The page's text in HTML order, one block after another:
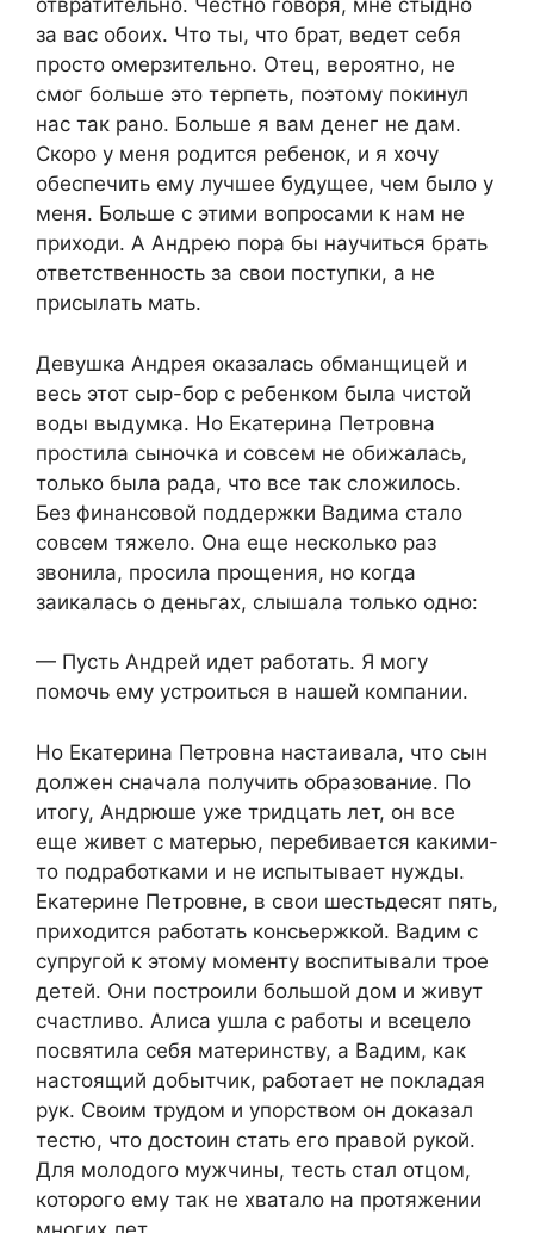
отвратительно. Честно говоря, мне стыдно
за вас обоих. Что ты, что брат, ведет себя
просто омерзительно. Отец, вероятно, не
смог больше это терпеть, поэтому покинул
нас так рано. Больше я вам денег не дам.
Скоро у меня родится ребенок, и я хочу
обеспечить ему лучшее будущее, чем было у
меня. Больше с этими вопросами к нам не
приходи. А Андрею пора бы научиться брать
ответственность за свои поступки, а не
присылать мать.
Девушка Андрея оказалась обманщицей и
весь этот сыр-бор с ребенком была чистой
воды выдумка. Но Екатерина Петровна
простила сыночка и совсем не обижалась,
только была рада, что все так сложилось.
Без финансовой поддержки Вадима стало
совсем тяжело. Она еще несколько раз
звонила, просила прощения, но когда
заикалась о деньгах, слышала только одно:
— Пусть Андрей идет работать. Я могу
помочь ему устроиться в нашей компании.
Но Екатерина Петровна настаивала, что сын
должен сначала получить образование. По
итогу, Андрюше уже тридцать лет, он все
еще живет с матерью, перебивается какими-
то подработками и не испытывает нужды.
Екатерине Петровне, в свои шестьдесят пять,
приходится работать консьержкой. Вадим с
супругой к этому моменту воспитывали трое
детей. Они построили большой дом и живут
счастливо. Алиса ушла с работы и всецело
посвятила себя материнству, а Вадим, как
настоящий добытчик, работает не покладая
рук. Своим трудом и упорством он доказал
тестю, что достоин стать его правой рукой.
Для молодого мужчины, тесть стал отцом,
которого ему так не хватало на протяжении